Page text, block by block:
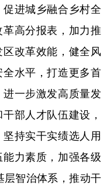
进城乡融合乡村全
高分报表，加力推
改革效能，健全风
水平，打造更多首
一步激发高质量发
部人才队伍建设，
持实干实绩选人用
力素质，加强各级
层智治体系，推动干